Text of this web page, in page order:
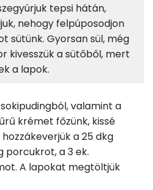
212 kcal
6 kcal
97 kcal
1 kcal
17%
Zsír
10%
Víz
tepsi hátán,
nehogy felpúposodjon
sütünk. Gyorsan sül, még
kivesszük a sütőből, mert
a lapok.
valamint a
krémet főzünk, kissé
a 25 dkg
porcukrot, a 3 ek.
A lapokat megtöltjük